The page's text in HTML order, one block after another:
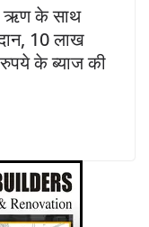
ऋण के साथ
10 लाख
के ब्याज की